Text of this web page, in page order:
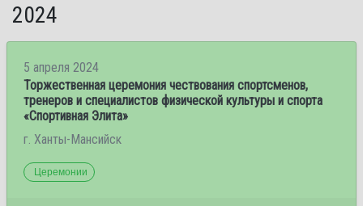
2024
5 апреля 2024
Торжественная церемония чествования спортсменов,
тренеров и специалистов физической культуры и спорта
«Спортивная Элита»
г. Ханты-Мансийск
Церемонии